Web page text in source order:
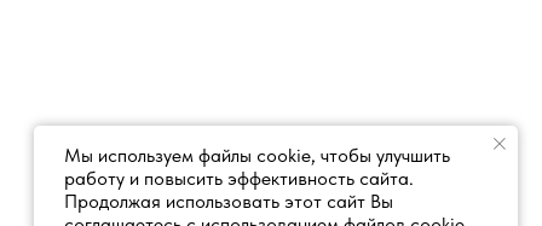
Мы используем файлы cookie, чтобы улучшить
работу и повысить эффективность сайта.
Продолжая использовать этот сайт Вы